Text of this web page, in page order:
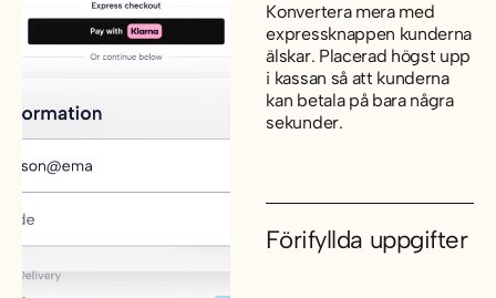
Konvertera mera med
expressknappen kunderna
älskar. Placerad högst upp
i kassan så att kunderna
kan betala på bara några
sekunder.
Förifyllda uppgifter